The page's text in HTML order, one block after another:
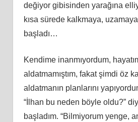
değiyor gibisinden yarağına
kısa sürede kalkmaya,
başladı…
Kendime inanmıyordum,
aldatmamıştım, fakat şimdi öz
aldatmanın planlarını
“İlhan bu neden böyle oldu?”
başladım. “Bilmiyorum yenge,